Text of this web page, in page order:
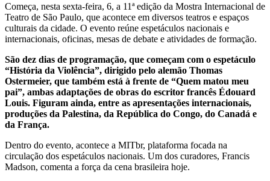
Começa, nesta sexta-feira, 6, a 11ª edição da Mostra Internacional de
Teatro de São Paulo, que acontece em diversos teatros e espaços
culturais da cidade. O evento reúne espetáculos nacionais e
internacionais, oficinas, mesas de debate e atividades de formação.
São dez dias de programação, que começam com o espetáculo
“História da Violência”, dirigido pelo alemão Thomas
Ostermeier, que também está à frente de “Quem matou meu
pai”, ambas adaptações de obras do escritor francês Édouard
Louis. Figuram ainda, entre as apresentações internacionais,
produções da Palestina, da República do Congo, do Canadá e
da França.
Dentro do evento, acontece a MITbr, plataforma focada na
circulação dos espetáculos nacionais. Um dos curadores, Francis
Madson, comenta a força da cena brasileira hoje.